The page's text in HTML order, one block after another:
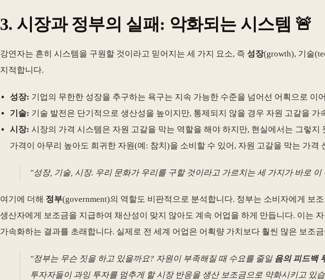
3. 시장과 정부의 실패: 악화되는 시스템 🚨
강연자는 흔히 시스템을 구원할 것이라고 믿어지는 세 가지 요소, 즉 성장(growth), 기술
지적합니다.
성장: 기업의 무한한 성장을 추구하는 욕구는 지속 가능한 수준을 넘어선 어획으로 이
기술: 기술 발전은 단기적으로 생산성을 높이지만, 통제되지 않을 경우 자원 고갈을 가
시장: 시장의 가격 시스템은 자원 고갈을 막는 역할을 해야 하지만, 현실에서는 그렇
가격이 아무리 높아도 희귀한 자원(예: 참치)을 소비할 수 있어, 자원 고갈을 막는 가격
"성장, 기술, 시장. 우리 문화가 우리를 구할 것이라고 가르치는 세 가지가 바로
여기에 더해 정부(government)의 역할도 비판적으로 분석합니다. 정부는 소비자에게 보
생산자에게 보조금을 지급하여 채산성이 맞지 않아도 계속 어업을 하게 만듭니다. 이는
가속화하는 결과를 초래합니다. 실제로 전 세계 어업은 어획량 가치보다 훨씬 많은 보조
"정부는 무슨 짓을 하고 있을까요? 자원이 부족해질 때 수요를 줄일 음의 피드백
투자자들이 과잉 투자를 멈추게 할 시장 반응을 생산 보조금으로 약화시키고 있